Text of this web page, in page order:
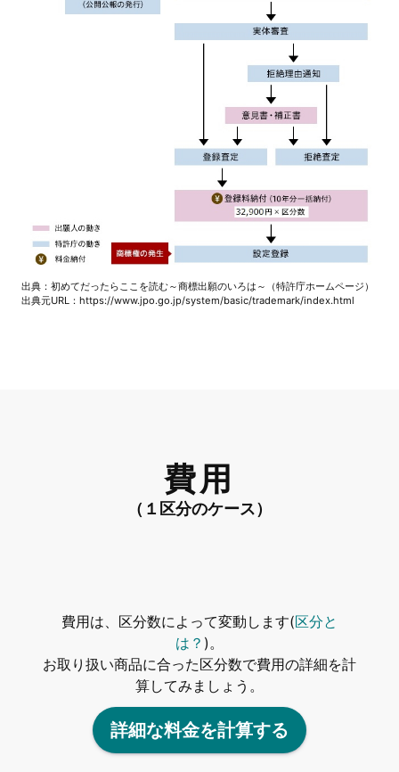
出典：初めてだったらここを読む～商標出願のいろは～（特許庁ホームページ）
出典元URL：https://www.jpo.go.jp/system/basic/trademark/index.html
費用
（１区分のケース）
費用は、区分数によって変動します(区分と
は？ )。
お取り扱い商品に合った区分数で費用の詳細を計
算してみましょう。
詳細な料金を計算する